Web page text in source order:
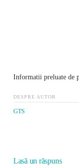
Informatii preluate de
DESPRE AUTOR
GTS
Lasă un răspuns